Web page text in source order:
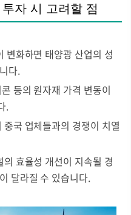
자 시 고려할 점
변화하면 태양광 산업의 성
다.
등의 원자재 가격 변동이
.
국 업체들과의 경쟁이 치열
의 효율성 개선이 지속될 경
달라질 수 있습니다.